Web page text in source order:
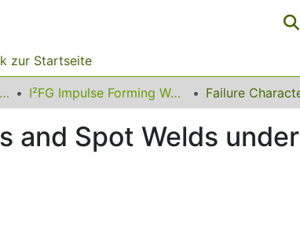
zur Startseite
Institut für Umformtechnik und Leichtbau I²FG Impulse Forming Workshop 2013
and Spot Welds under